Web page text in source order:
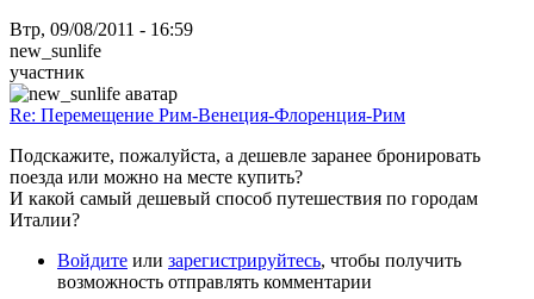
Втр, 09/08/2011 - 16:59
new_sunlife
участник
Re: Перемещение Рим-Венеция-Флоренция-Рим
Подскажите, пожалуйста, а дешевле заранее бронировать
поезда или можно на месте купить?
И какой самый дешевый способ путешествия по городам
Италии?
Войдите или зарегистрируйтесь, чтобы получить
возможность отправлять комментарии